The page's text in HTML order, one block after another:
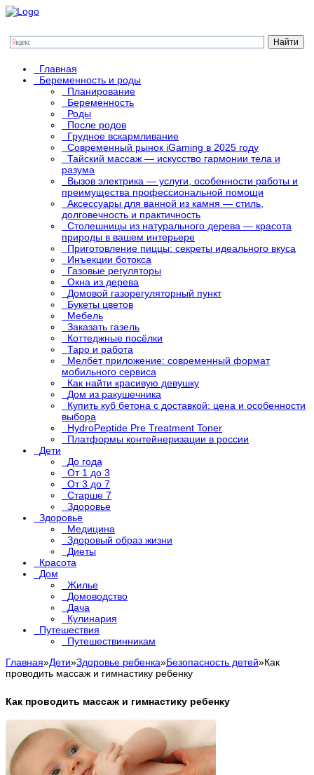
Главная
Беременность и роды
Планирование
Беременность
Роды
После родов
Грудное вскармливание
Современный рынок iGaming в 2025 году
Тайский массаж — искусство гармонии тела и
разума
Вызов электрика — услуги, особенности работы и
преимущества профессиональной помощи
Аксессуары для ванной из камня — стиль,
долговечность и практичность
Столешницы из натурального дерева — красота
природы в вашем интерьере
Приготовление пиццы: секреты идеального вкуса
Инъекции ботокса
Газовые регуляторы
Окна из дерева
Домовой газорегуляторный пункт
Букеты цветов
Мебель
Заказать газель
Коттеджные посёлки
Таро и работа
Мелбет приложение: современный формат
мобильного сервиса
Как найти красивую девушку
Дом из ракушечника
Купить куб бетона с доставкой: цена и особенности
выбора
HydroPeptide Pre Treatment Toner
Платформы контейнеризации в россии
Дети
До года
От 1 до 3
От 3 до 7
Старше 7
Здоровье
Здоровье
Медицина
Здоровый образ жизни
Диеты
Красота
Дом
Жилье
Домоводство
Дача
Кулинария
Путешествия
Путешествинникам
Главная»Дети»Здоровье ребенка»Безопасность детей»Как
проводить массаж и гимнастику ребенку
Как проводить массаж и гимнастику ребенку